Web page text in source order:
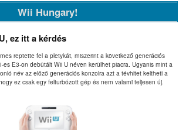
Wii Hungary!
ez itt a kérdés
reptette fel a pletykát, miszerint a következő generációs
E3-on debütált Wii U néven kerülhet piacra. Ugyanis mint a
név az előző generációs konzolra azt a tévhitet keltheti a
ez csak egy felturbózott gép és nem valami teljesen új.